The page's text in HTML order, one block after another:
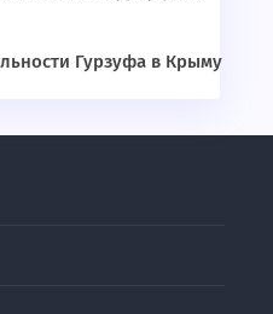
Гурзуфа в Крыму